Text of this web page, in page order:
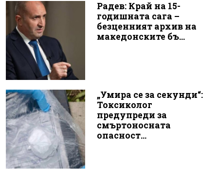
Радев: Край на 15-
годишната сага –
безценният архив на
македонските бъ...
„Умира се за секунди“:
Токсиколог
предупреди за
смъртоносната
опасност...